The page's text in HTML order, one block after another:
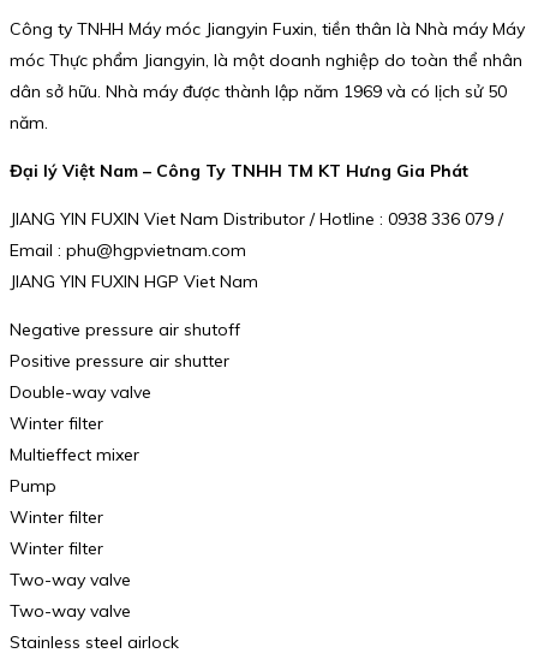
Công ty TNHH Máy móc Jiangyin Fuxin, tiền thân là Nhà máy Máy
móc Thực phẩm Jiangyin, là một doanh nghiệp do toàn thể nhân
dân sở hữu. Nhà máy được thành lập năm 1969 và có lịch sử 50
năm.
Đại lý Việt Nam – Công Ty TNHH TM KT Hưng Gia Phát
JIANG YIN FUXIN Viet Nam Distributor / Hotline : 0938 336 079 /
Email : phu@hgpvietnam.com
JIANG YIN FUXIN HGP Viet Nam
Negative pressure air shutoff
Positive pressure air shutter
Double-way valve
Winter filter
Multieffect mixer
Pump
Winter filter
Winter filter
Two-way valve
Two-way valve
Stainless steel airlock